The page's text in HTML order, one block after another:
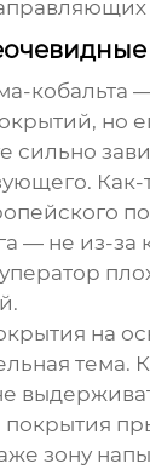
кобальта
но
сильно
— не из-за
на
тема.
зону